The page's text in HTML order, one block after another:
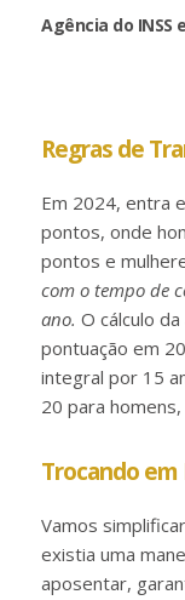
Agência do INSS
Regras de
Em 2024, entra
pontos, onde
pontos e
com o tempo de
ano. O cálculo
pontuação em
integral por 15
20 para
Trocando
Vamos
existia uma
aposentar,